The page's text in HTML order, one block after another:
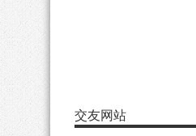
交友网站